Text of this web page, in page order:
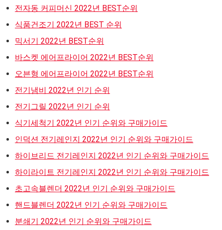
전자동 커피머신 2022년 BEST순위
식품건조기 2022년 BEST 순위
믹서기 2022년 BEST순위
바스켓 에어프라이어 2022년 BEST순위
오븐형 에어프라이어 2022년 BEST순위
전기냄비 2022년 인기 순위
전기그릴 2022년 인기 순위
식기세척기 2022년 인기 순위와 구매가이드
인덕션 전기레인지 2022년 인기 순위와 구매가이드
하이브리드 전기레인지 2022년 인기 순위와 구매가이드
하이라이트 전기레인지 2022년 인기 순위와 구매가이드
초고속블렌더 2022년 인기 순위와 구매가이드
핸드블렌더 2022년 인기 순위와 구매가이드
분쇄기 2022년 인기 순위와 구매가이드